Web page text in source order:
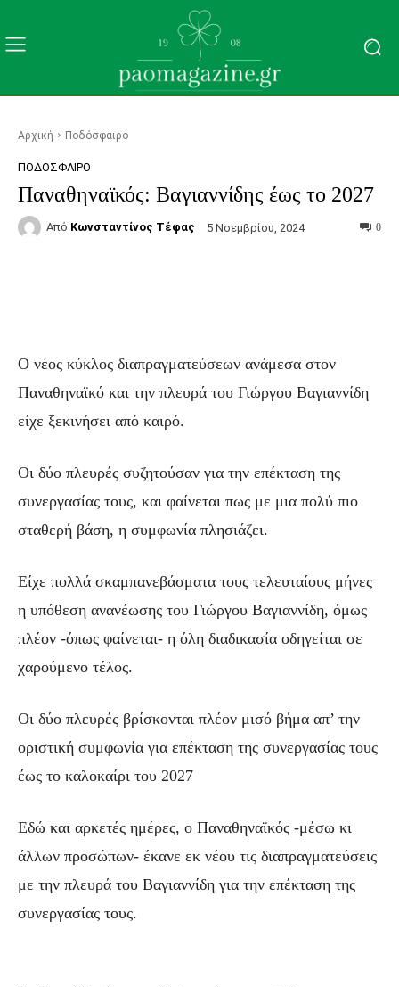
Αρχική Ποδόσφαιρο
ΠΟΔΌΣΦΑΙΡΟ
Παναθηναϊκός: Βαγιαννίδης έως το 2027
Από Κωνσταντίνος Τέφας 5 Νοεμβρίου, 2024 0
Ο νέος κύκλος διαπραγματεύσεων ανάμεσα στον
Παναθηναϊκό και την πλευρά του Γιώργου Βαγιαννίδη
είχε ξεκινήσει από καιρό.
Οι δύο πλευρές συζητούσαν για την επέκταση της
συνεργασίας τους, και φαίνεται πως με μια πολύ πιο
σταθερή βάση, η συμφωνία πλησιάζει.
Είχε πολλά σκαμπανεβάσματα τους τελευταίους μήνες
η υπόθεση ανανέωσης του Γιώργου Βαγιαννίδη, όμως
πλέον -όπως φαίνεται- η όλη διαδικασία οδηγείται σε
χαρούμενο τέλος.
Οι δύο πλευρές βρίσκονται πλέον μισό βήμα απ’ την
οριστική συμφωνία για επέκταση της συνεργασίας τους
έως το καλοκαίρι του 2027
Εδώ και αρκετές ημέρες, ο Παναθηναϊκός -μέσω κι
άλλων προσώπων- έκανε εκ νέου τις διαπραγματεύσεις
με την πλευρά του Βαγιαννίδη για την επέκταση της
συνεργασίας τους.